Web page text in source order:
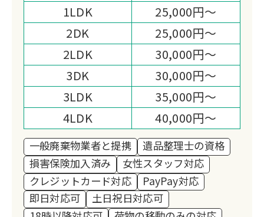
1LDK
25,000円～
2DK
25,000円～
2LDK
30,000円～
3DK
30,000円～
3LDK
35,000円～
4LDK
40,000円～
一般廃棄物業者と提携
遺品整理士の資格
損害保険加入済み
女性スタッフ対応
クレジットカード対応
PayPay対応
即日対応可
土日祝日対応可